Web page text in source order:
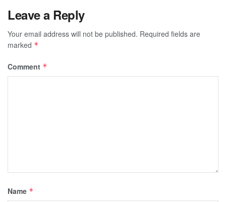
Leave a Reply
Your email address will not be published. Required fields are
marked *
Comment *
Name *